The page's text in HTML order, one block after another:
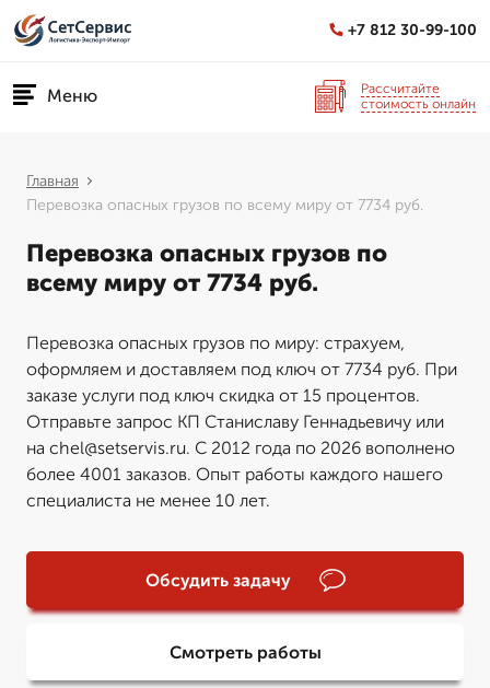
+7 812 30-99-100
Меню
Рассчитайте
стоимость онлайн
Главная
Перевозка опасных грузов по всему миру от 7734 руб.
Перевозка опасных грузов по
всему миру от 7734 руб.
Перевозка опасных грузов по миру: страхуем,
оформляем и доставляем под ключ от 7734 руб. При
заказе услуги под ключ скидка от 15 процентов.
Отправьте запрос КП Станиславу Геннадьевичу или
на chel@setservis.ru. С 2012 года по 2026 вополнено
более 4001 заказов. Опыт работы каждого нашего
специалиста не менее 10 лет.
Обсудить задачу
Смотреть работы